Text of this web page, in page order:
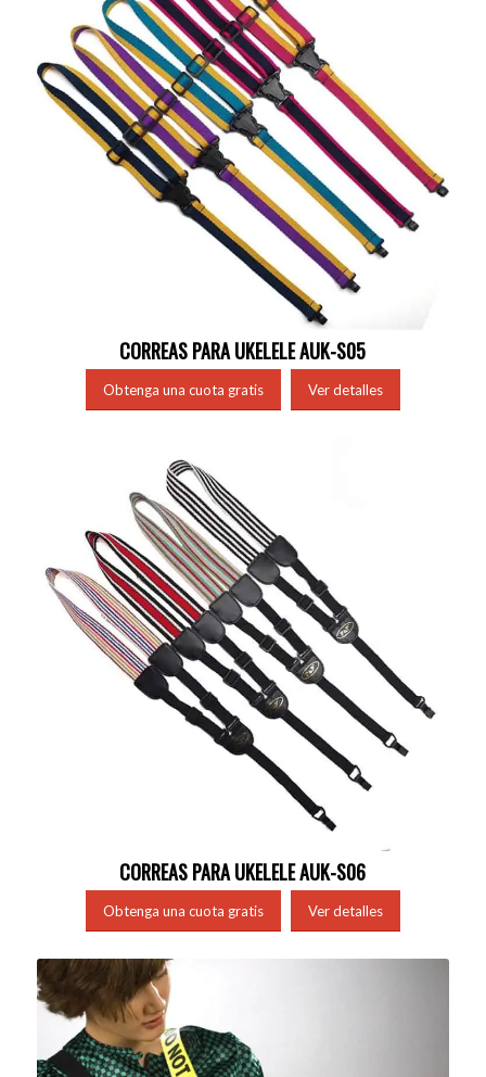
CORREAS PARA UKELELE AUK-S05
Obtenga una cuota gratis Ver detalles
CORREAS PARA UKELELE AUK-S06
Obtenga una cuota gratis Ver detalles